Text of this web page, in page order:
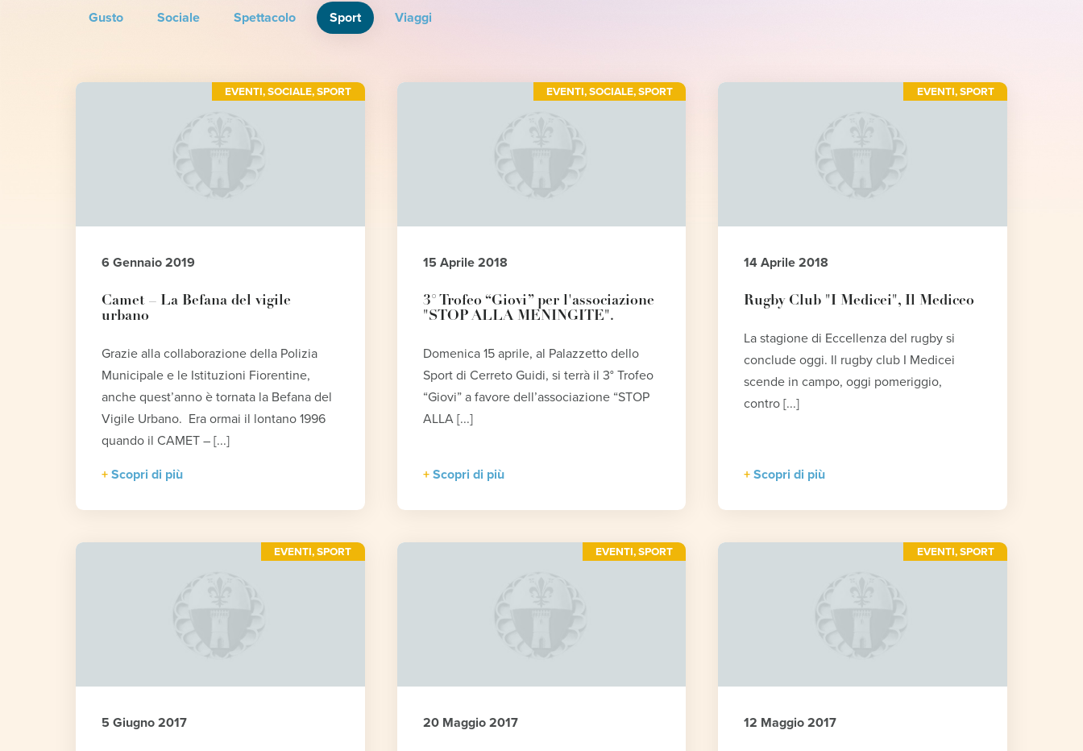
Gusto
Sociale Spettacolo Sport Viaggi
EVENTI,SOCIALE,SPORT
6 Gennaio 2019
Camet – La Befana del vigile
urbano
Grazie alla collaborazione della Polizia
Municipale e le Istituzioni Fiorentine,
anche quest’anno è tornata la Befana del
Vigile Urbano. Era ormai il lontano 1996
quando il CAMET – [...]
Scopri di più
EVENTI,SOCIALE,SPORT
15 Aprile 2018
3° Trofeo “Giovi” per l'associazione
"STOP ALLA MENINGITE".
Domenica 15 aprile, al Palazzetto dello
Sport di Cerreto Guidi, si terrà il 3° Trofeo
“Giovi” a favore dell’associazione “STOP
ALLA [...]
Scopri di più
EVENTI,SPORT
14 Aprile 2018
Rugby Club "I Medicei", Il Mediceo
La stagione di Eccellenza del rugby si
conclude oggi. Il rugby club I Medicei
scende in campo, oggi pomeriggio,
contro [...]
Scopri di più
EVENTI,SPORT
5 Giugno 2017
EVENTI,SPORT
20 Maggio 2017
EVENTI,SPORT
12 Maggio 2017